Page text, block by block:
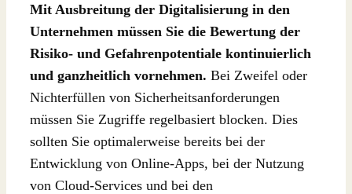
Mit Ausbreitung der Digitalisierung in den
Unternehmen müssen Sie die Bewertung der
Risiko- und Gefahrenpotentiale kontinuierlich
und ganzheitlich vornehmen. Bei Zweifel oder
Nichterfüllen von Sicherheitsanforderungen
müssen Sie Zugriffe regelbasiert blocken. Dies
sollten Sie optimalerweise bereits bei der
Entwicklung von Online-Apps, bei der Nutzung
von Cloud-Services und bei den